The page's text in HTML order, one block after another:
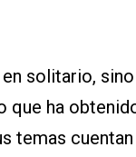
solitario,
que ha
temas